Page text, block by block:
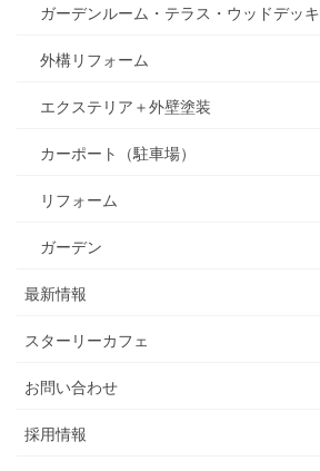
ガーデンルーム・テラス・ウッドデッキ
外構リフォーム
エクステリア＋外壁塗装
カーポート（駐車場）
リフォーム
ガーデン
最新情報
スターリーカフェ
お問い合わせ
採用情報